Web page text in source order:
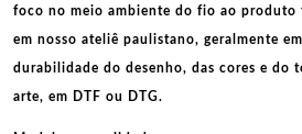
foco no meio ambiente do fio ao produto
em nosso ateliê paulistano, geralmente em
durabilidade do desenho, das cores e do
arte, em DTF ou DTG.